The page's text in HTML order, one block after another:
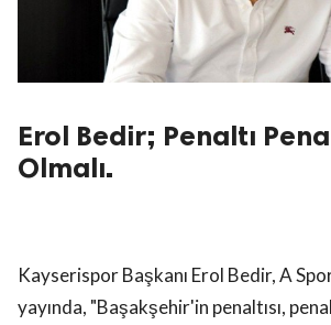
Erol Bedir; Penaltı
Olmalı.
Kayserispor Başkanı Erol Bedir, A
yayında, "Başakşehir'in penaltısı,